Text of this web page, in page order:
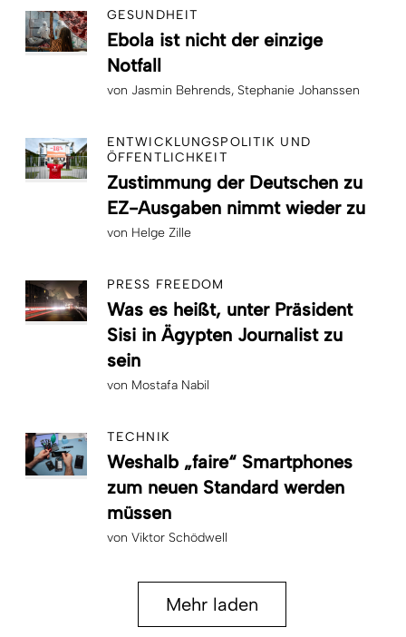
GESUNDHEIT
Ebola ist nicht der einzige
Notfall
von Jasmin Behrends Stephanie Johanssen
ENTWICKLUNGSPOLITIK UND
ÖFFENTLICHKEIT
Zustimmung der Deutschen zu
EZ-Ausgaben nimmt wieder zu
von Helge Zille
PRESS FREEDOM
Was es heißt, unter Präsident
Sisi in Ägypten Journalist zu
sein
von Mostafa Nabil
TECHNIK
Weshalb „faire“ Smartphones
zum neuen Standard werden
müssen
von Viktor Schödwell
Mehr laden